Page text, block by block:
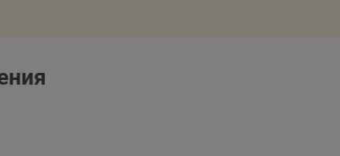
maxlength